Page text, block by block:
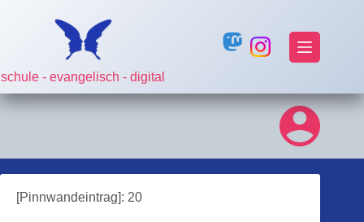
schule - evangelisch - digital
[Pinnwandeintrag]: 20